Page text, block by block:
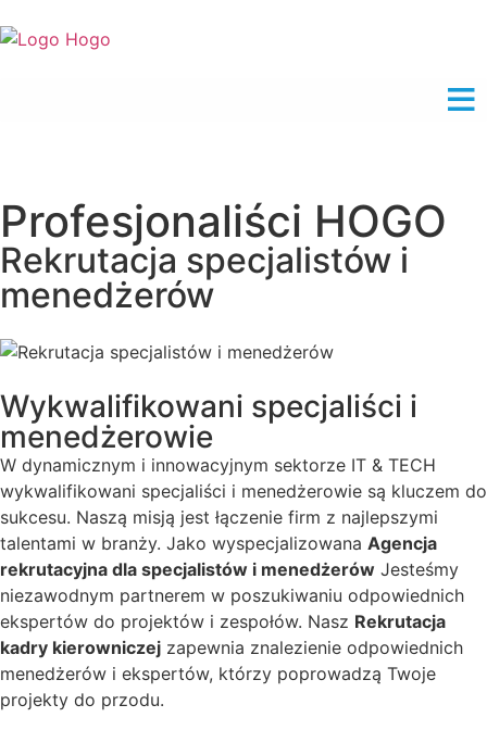
Profesjonaliści HOGO
Rekrutacja specjalistów i
menedżerów
Wykwalifikowani specjaliści i
menedżerowie
W dynamicznym i innowacyjnym sektorze IT & TECH
wykwalifikowani specjaliści i menedżerowie są kluczem do
sukcesu. Naszą misją jest łączenie firm z najlepszymi
talentami w branży. Jako wyspecjalizowana Agencja
rekrutacyjna dla specjalistów i menedżerów Jesteśmy
niezawodnym partnerem w poszukiwaniu odpowiednich
ekspertów do projektów i zespołów. Nasz Rekrutacja
kadry kierowniczej zapewnia znalezienie odpowiednich
menedżerów i ekspertów, którzy poprowadzą Twoje
projekty do przodu.